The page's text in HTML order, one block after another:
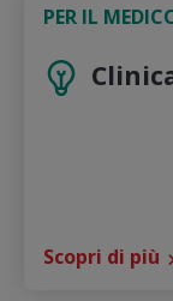
PER IL
Scopri di più